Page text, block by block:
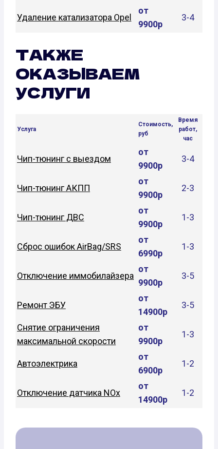
Удаление катализатора Opel
от
9900р
3-4
ТАКЖЕ
ОКАЗЫВАЕМ
УСЛУГИ
Услуга
Стоимость,
руб
Время
работ,
час
Чип-тюнинг с выездом
от
9900р
3-4
Чип-тюнинг АКПП
от
9900р
2-3
Чип-тюнинг ДВС
от
9900р
1-3
Сброс ошибок AirBag/SRS
от
6990р
1-3
Отключение иммобилайзера
от
9900р
3-5
Ремонт ЭБУ
от
14900р
3-5
Снятие ограничения
максимальной скорости
от
9900р
1-3
Автоэлектрика
от
6900р
1-2
Отключение датчика NOx
от
14900р
1-2